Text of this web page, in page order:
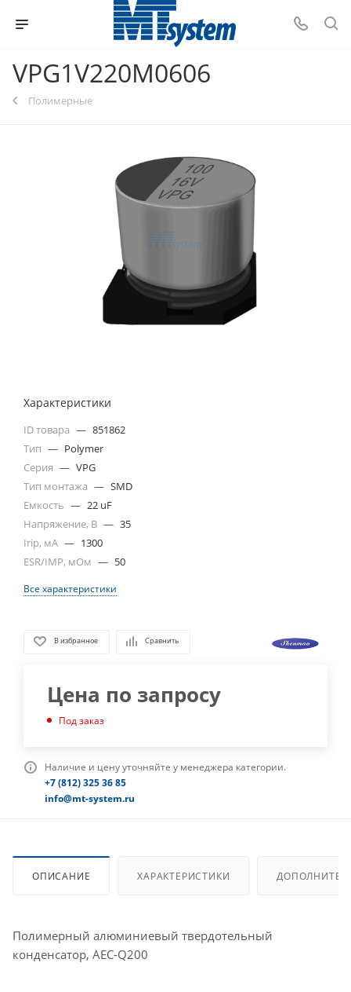
VPG1V220M0606
Полимерные
Характеристики
ID товара — 851862
Тип — Polymer
Серия — VPG
Тип монтажа — SMD
Емкость — 22 uF
Напряжение, В — 35
Irip, мА — 1300
ESR/IMP, мОм — 50
Все характеристики
В избранное Сравнить
Цена по запросу
Под заказ
Наличие и цену уточняйте у менеджера категории.
+7 (812) 325 36 85
info@mt-system.ru
ОПИСАНИЕ ХАРАКТЕРИСТИКИ
Полимерный алюминиевый твердотельный
конденсатор, AEC-Q200